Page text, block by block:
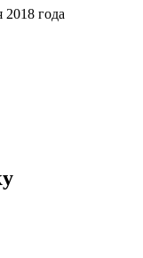
года